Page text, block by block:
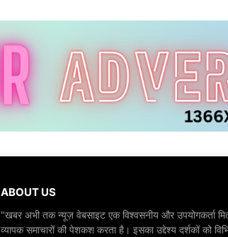
ABOUT US
"खबर अभी तक न्यूज़ वेबसाइट एक विश्वसनीय और उपयोगकर्ता
व्यापक समाचारों की पेशकश करता है। इसका उद्देश्य दर्शकों को